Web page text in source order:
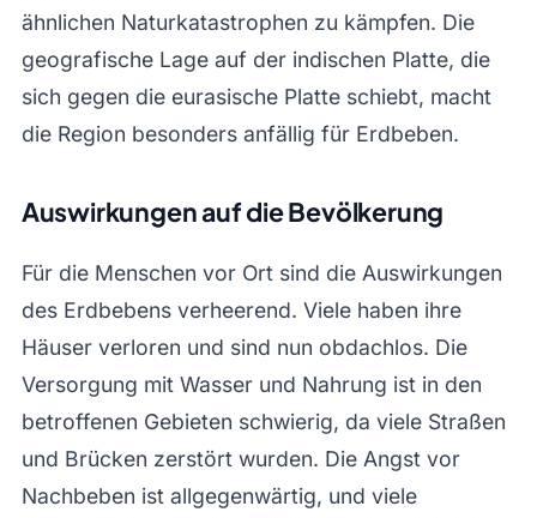
ähnlichen Naturkatastrophen zu kämpfen. Die
geografische Lage auf der indischen Platte, die
sich gegen die eurasische Platte schiebt, macht
die Region besonders anfällig für Erdbeben.
Auswirkungen auf die Bevölkerung
Für die Menschen vor Ort sind die Auswirkungen
des Erdbebens verheerend. Viele haben ihre
Häuser verloren und sind nun obdachlos. Die
Versorgung mit Wasser und Nahrung ist in den
betroffenen Gebieten schwierig, da viele Straßen
und Brücken zerstört wurden. Die Angst vor
Nachbeben ist allgegenwärtig, und viele